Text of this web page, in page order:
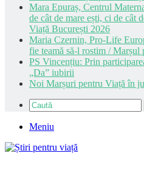
Mara Epuraș, Centrul
de cât de mare ești, ci de cât
Viață București 2026
Maria Czernin, Pro-Life
fie teamă să-l rostim /
PS Vincențiu: Prin
„Da” iubirii
Noi Marșuri pentru Viață în
Meniu